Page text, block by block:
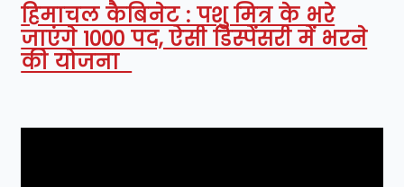
हिमाचल कैबिनेट : पशु मित्र के भरे
जाएंगे 1000 पद, ऐसी डिस्पेंसरी में भरने
की योजना